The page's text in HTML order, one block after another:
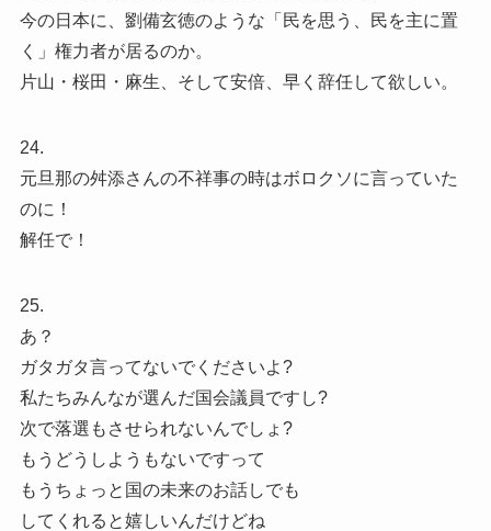
今の日本に、劉備玄徳のような「民を思う、民を主に置
く」権力者が居るのか。
片山・桜田・麻生、そして安倍、早く辞任して欲しい。
24.
元旦那の舛添さんの不祥事の時はボロクソに言っていた
のに！
解任で！
25.
あ？
ガタガタ言ってないでくださいよ?
私たちみんなが選んだ国会議員ですし?
次で落選もさせられないんでしょ?
もうどうしようもないですって
もうちょっと国の未来のお話しでも
してくれると嬉しいんだけどね